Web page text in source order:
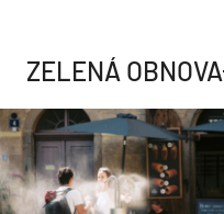
ZELENÁ OBNOVA